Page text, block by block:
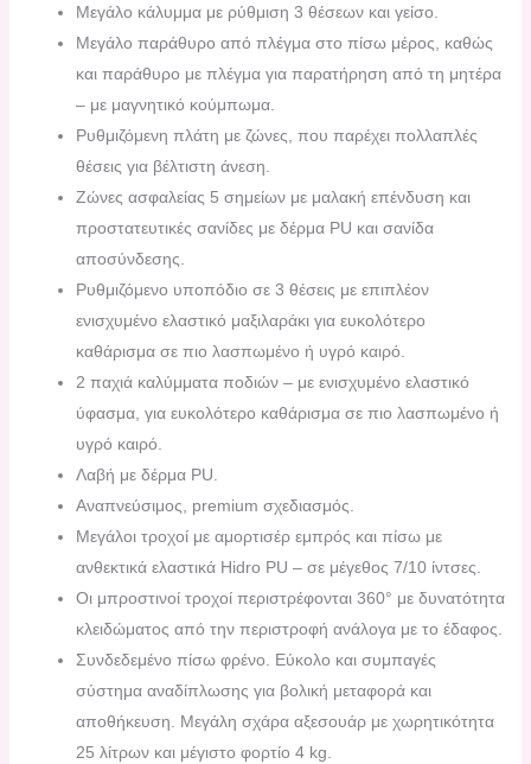
Μεγάλο κάλυμμα με ρύθμιση 3 θέσεων και γείσο.
Μεγάλο παράθυρο από πλέγμα στο πίσω μέρος, καθώς
και παράθυρο με πλέγμα για παρατήρηση από τη μητέρα
– με μαγνητικό κούμπωμα.
Ρυθμιζόμενη πλάτη με ζώνες, που παρέχει πολλαπλές
θέσεις για βέλτιστη άνεση.
Ζώνες ασφαλείας 5 σημείων με μαλακή επένδυση και
προστατευτικές σανίδες με δέρμα PU και σανίδα
αποσύνδεσης.
Ρυθμιζόμενο υποπόδιο σε 3 θέσεις με επιπλέον
ενισχυμένο ελαστικό μαξιλαράκι για ευκολότερο
καθάρισμα σε πιο λασπωμένο ή υγρό καιρό.
2 παχιά καλύμματα ποδιών – με ενισχυμένο ελαστικό
ύφασμα, για ευκολότερο καθάρισμα σε πιο λασπωμένο ή
υγρό καιρό.
Λαβή με δέρμα PU.
Αναπνεύσιμος, premium σχεδιασμός.
Μεγάλοι τροχοί με αμορτισέρ εμπρός και πίσω με
ανθεκτικά ελαστικά Hidro PU – σε μέγεθος 7/10 ίντσες.
Οι μπροστινοί τροχοί περιστρέφονται 360° με δυνατότητα
κλειδώματος από την περιστροφή ανάλογα με το έδαφος.
Συνδεδεμένο πίσω φρένο.
Εύκολο και συμπαγές
σύστημα αναδίπλωσης για βολική μεταφορά και
αποθήκευση.
Μεγάλη σχάρα αξεσουάρ με χωρητικότητα
25 λίτρων και μέγιστο φορτίο 4 kg.